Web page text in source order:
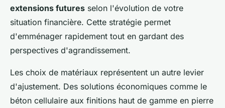
extensions futures selon l'évolution de votre
situation financière. Cette stratégie permet
d'emménager rapidement tout en gardant des
perspectives d'agrandissement.
Les choix de matériaux représentent un autre levier
d'ajustement. Des solutions économiques comme le
béton cellulaire aux finitions haut de gamme en pierre